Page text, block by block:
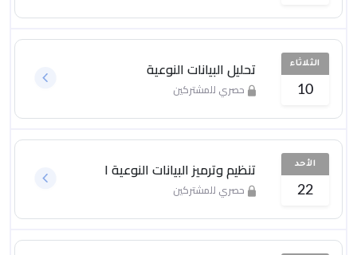
الثلاثاء
10
تحليل البيانات النوعية
حصري للمشتركين
الأحد
22
تنظيم وترميز البيانات النوعية ١
حصري للمشتركين